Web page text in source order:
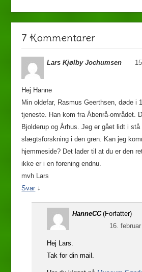
7 Kommentarer
Lars Kjølby Jochumsen
Hej Hanne
Min oldefar, Rasmus Geerthsen, døde i
tjeneste. Han kom fra Åbenrå-området.
Bjolderup og Århus. Jeg er gået lidt i stå
slægtsforskning i den gren. Kan jeg
hjemmeside? Det lader til at du er den
ikke er i en forening endnu.
mvh Lars
Svar ↓
HanneCC (Forfatter)
16.
Hej Lars.
Tak for din mail.